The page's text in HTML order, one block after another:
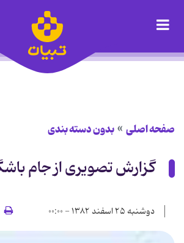
صفحه اصلی بدون دسته بندی
گزارش تصویری از جام
دوشنبه ۲۵ اسفند ۱۳۸۲ - ۰۰:۰۰